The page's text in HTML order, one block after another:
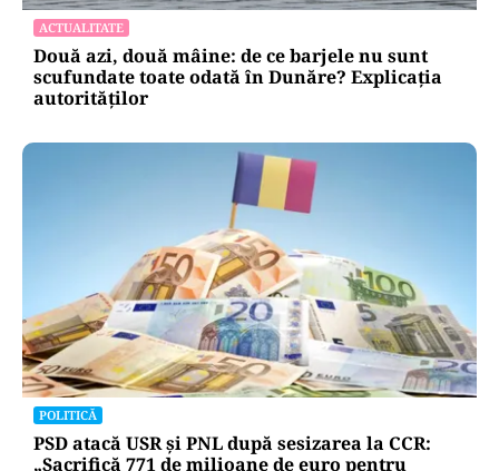
ACTUALITATE
Două azi, două mâine: de ce barjele nu sunt
scufundate toate odată în Dunăre? Explicația
autorităților
POLITICĂ
PSD atacă USR și PNL după sesizarea la CCR:
„Sacrifică 771 de milioane de euro pentru